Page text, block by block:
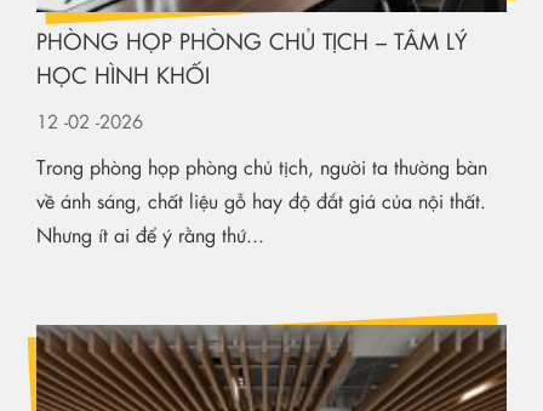
PHÒNG HỌP PHÒNG CHỦ TỊCH – TÂM LÝ
HỌC HÌNH KHỐI
12 -02 -2026
Trong phòng họp phòng chủ tịch, người ta thường bàn
về ánh sáng, chất liệu gỗ hay độ đắt giá của nội thất.
Nhưng ít ai để ý rằng thứ...